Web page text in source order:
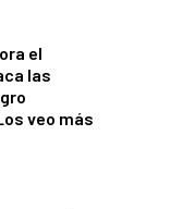
el
las
veo más